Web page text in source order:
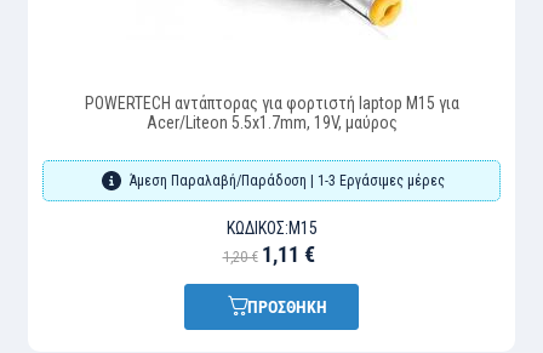
POWERTECH αντάπτορας για φορτιστή laptop M15 για
Acer/Liteon 5.5x1.7mm, 19V, μαύρος
Άμεση Παραλαβή/Παράδοση | 1-3 Εργάσιμες μέρες
ΚΩΔΙΚΌΣ:M15
1,20 € 1,11 €
ΠΡΟΣΘΗΚΗ